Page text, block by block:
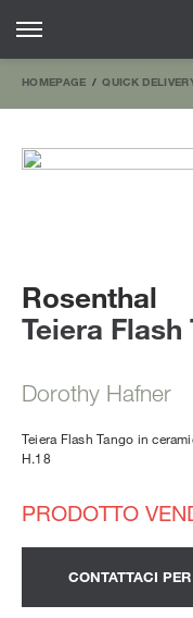
HOMEPAGE QUICK
Teiera Flash
Rosenthal
Dorothy Hafner
Teiera Flash Tango in
H.18
CONTATTACI